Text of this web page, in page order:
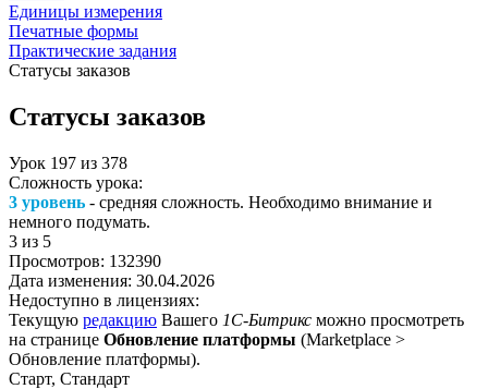
Единицы измерения
Печатные формы
Практические задания
Статусы заказов
Статусы заказов
Урок 197 из 378
Сложность урока:
3 уровень - средняя сложность. Необходимо внимание и
немного подумать.
3 из 5
Просмотров: 132390
Дата изменения: 30.04.2026
Недоступно в лицензиях:
Текущую редакцию Вашего 1С-Битрикс можно просмотреть
на странице Обновление платформы (Marketplace >
Обновление платформы).
Старт, Стандарт